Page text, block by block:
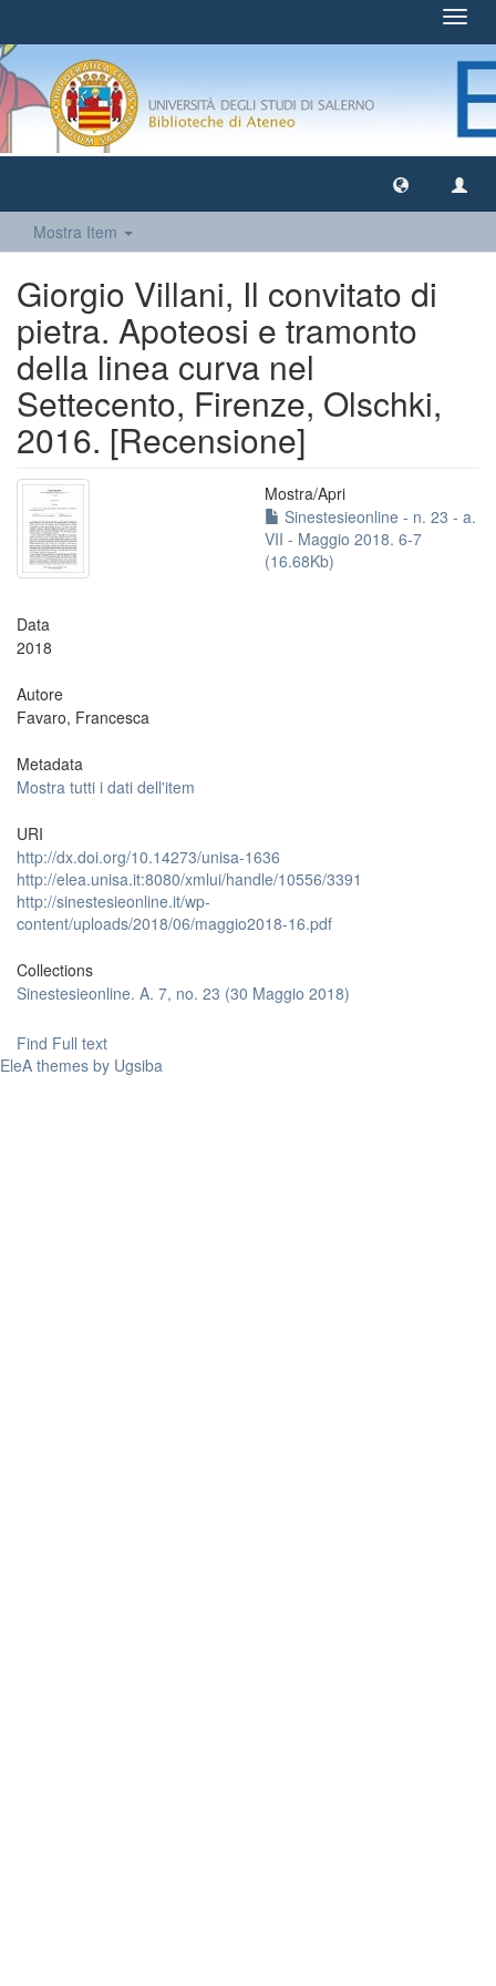
Mostra Item
Giorgio Villani, Il convitato di
pietra. Apoteosi e tramonto
della linea curva nel
Settecento, Firenze, Olschki,
2016. [Recensione]
Mostra/Apri
Sinestesieonline - n. 23 - a.
VII - Maggio 2018. 6-7
(16.68Kb)
Data
2018
Autore
Favaro, Francesca
Metadata
Mostra tutti i dati dell'item
URI
http://dx.doi.org/10.14273/unisa-1636
http://elea.unisa.it:8080/xmlui/handle/10556/3391
http://sinestesieonline.it/wp-
content/uploads/2018/06/maggio2018-16.pdf
Collections
Sinestesieonline. A. 7, no. 23 (30 Maggio 2018)
Find Full text
EleA themes by Ugsiba